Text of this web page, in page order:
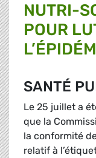
NUTRI-
POUR
SANTÉ
Le 25 juillet a
que la
la conformité
relatif à